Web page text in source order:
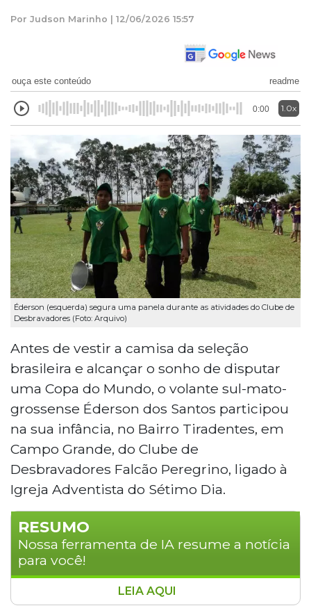
Por Judson Marinho | 12/06/2026 15:57
ouça este conteúdo readme
0:00 1.0x
Éderson (esquerda) segura uma panela durante as atividades do Clube de
Desbravadores (Foto: Arquivo)
Antes de vestir a camisa da seleção
brasileira e alcançar o sonho de disputar
uma Copa do Mundo, o volante sul-mato-
grossense Éderson dos Santos participou
na sua infância, no Bairro Tiradentes, em
Campo Grande, do Clube de
Desbravadores Falcão Peregrino, ligado à
Igreja Adventista do Sétimo Dia.
RESUMO
Nossa ferramenta de IA resume a notícia
para você!
O volante Ederson, convocado para
LEIA AQUI